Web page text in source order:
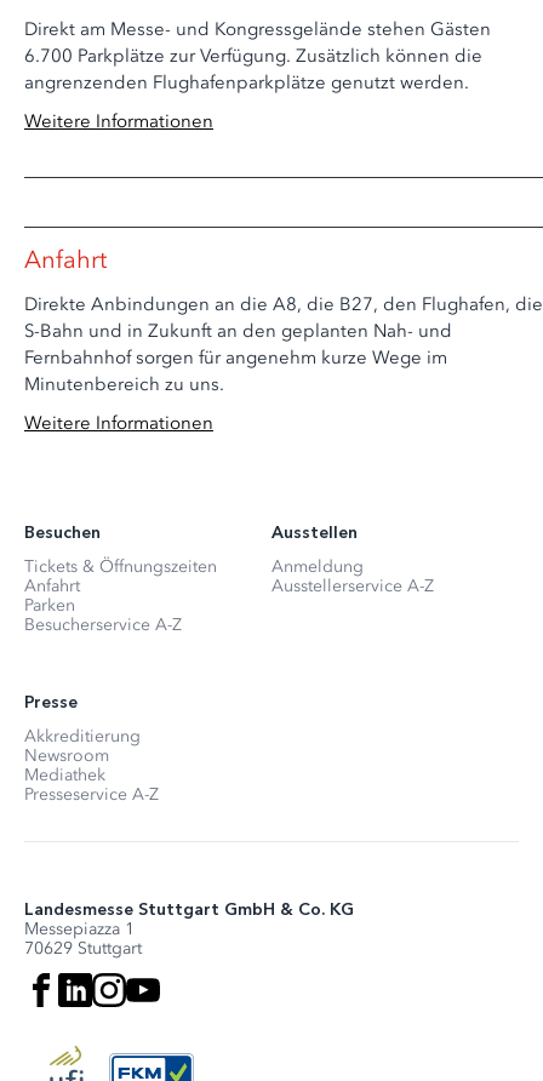
Direkt am Messe- und Kongressgelände stehen Gästen
6.700 Parkplätze zur Verfügung. Zusätzlich können die
angrenzenden Flughafenparkplätze genutzt werden.
Weitere Informationen
Anfahrt
Direkte Anbindungen an die A8, die B27, den Flughafen, die
S-Bahn und in Zukunft an den geplanten Nah- und
Fernbahnhof sorgen für angenehm kurze Wege im
Minutenbereich zu uns.
Weitere Informationen
Besuchen
Tickets & Öffnungszeiten
Anfahrt
Parken
Besucherservice A-Z
Ausstellen
Anmeldung
Ausstellerservice A-Z
Presse
Akkreditierung
Newsroom
Mediathek
Presseservice A-Z
Landesmesse Stuttgart GmbH & Co. KG
Messepiazza 1
70629 Stuttgart